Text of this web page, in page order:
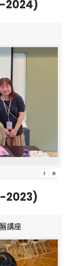
2024)
› »
2023)
講座